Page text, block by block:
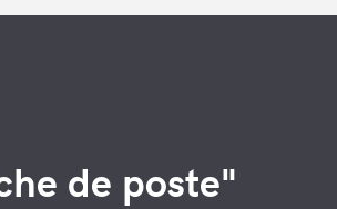
de poste"